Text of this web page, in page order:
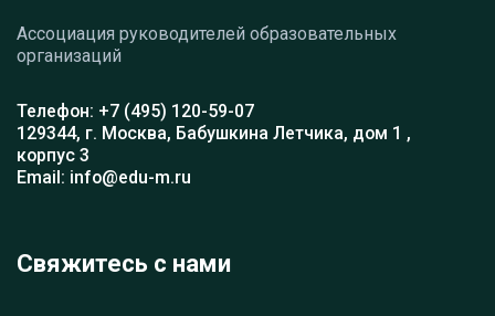
Ассоциация руководителей образовательных
организаций
Телефон: +7 (495) 120-59-07
129344, г. Москва, Бабушкина Летчика, дом 1 ,
корпус 3
Email: info@edu-m.ru
Свяжитесь с нами